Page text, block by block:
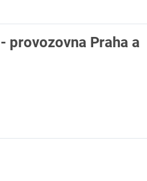
provozovna Praha a